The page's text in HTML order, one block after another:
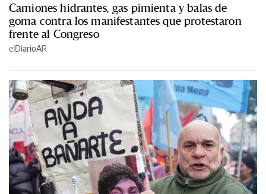
Camiones hidrantes, gas pimienta y balas de
goma contra los manifestantes que protestaron
frente al Congreso
elDiarioAR